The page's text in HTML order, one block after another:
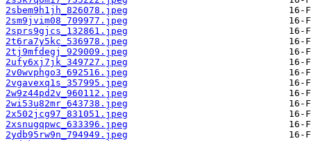
2sbem9h1jh_826078.jpeg
2sm9jvim08_709977.jpeg
2sprs9gjcs_132861.jpeg
2t6ra7y5kc_536978.jpeg
2tj9mfdegj_929009.jpeg
2ufy6xj7jk_349727.jpeg
2v0wvphgo3_692516.jpeg
2vgavexq1s_357995.jpeg
2w9z44pd2v_960112.jpeg
2wi53u82mr_643738.jpeg
2x502jcg97_831051.jpeg
2xsnugqpwc_633396.jpeg
2ydb95rw9n_794949.jpeg